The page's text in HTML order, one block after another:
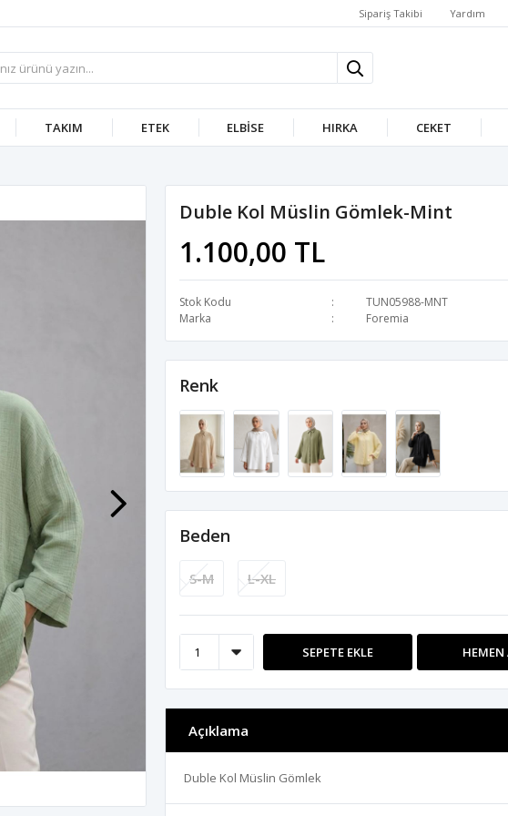
Sipariş Takibi Yardım
TAKIM ETEK ELBISE HIRKA CEKET
Duble Kol Müslin Gömlek-Mint
1.100,00 TL
Stok Kodu
TUN05988-MNT
Marka
Foremia
Renk
Beden
S-M L-XL
SEPETE EKLE HEMEN
Açıklama
Duble Kol Müslin Gömlek